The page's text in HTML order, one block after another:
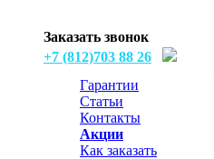
Заказать звонок
+7 (812)703 88 26
Гарантии
Статьи
Контакты
Акции
Как заказать